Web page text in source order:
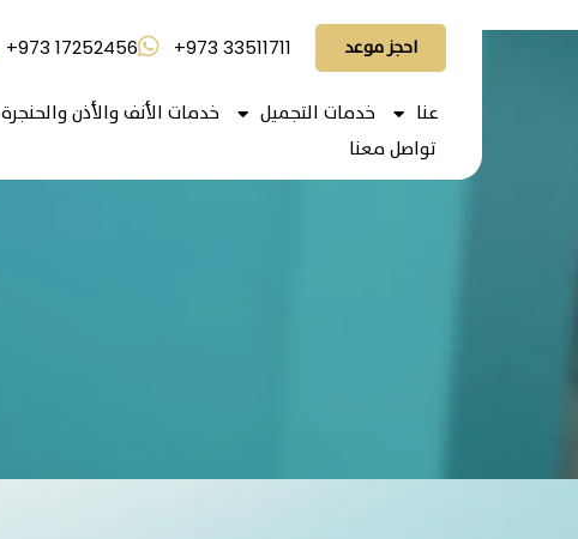
+973 17252456 +973 33511711 احجز موعد
عنا خدمات التجميل خدمات الأنف والأذن والحنجرة
تواصل معنا